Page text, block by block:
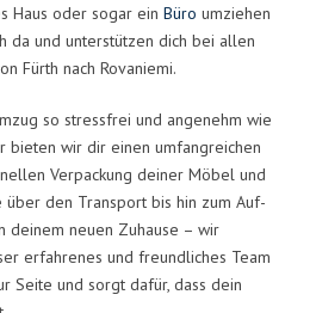
Haus oder sogar ein Büro umziehen
da und unterstützen dich bei allen
Fürth nach Rovaniemi.
so stressfrei und angenehm wie
bieten wir dir einen umfangreichen
Verpackung deiner Möbel und
den Transport bis hin zum Auf-
deinem neuen Zuhause – wir
erfahrenes und freundliches Team
Seite und sorgt dafür, dass dein